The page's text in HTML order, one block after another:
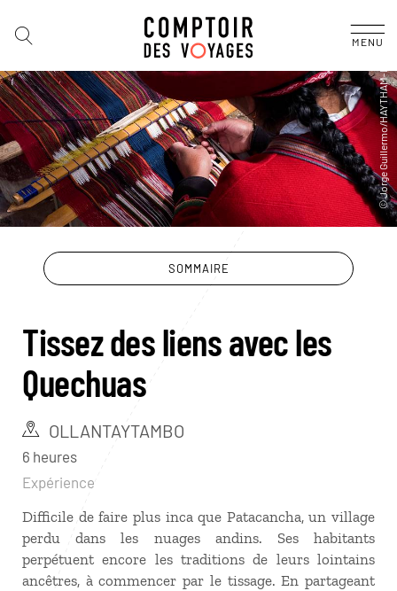
MENU
SOMMAIRE
Tissez des liens avec les
Quechuas
OLLANTAYTAMBO
6 heures
Expérience
Difficile de faire plus inca que Patacancha, un village
perdu dans les nuages andins. Ses habitants
perpétuent encore les traditions de leurs lointains
ancêtres, à commencer par le tissage. En partageant